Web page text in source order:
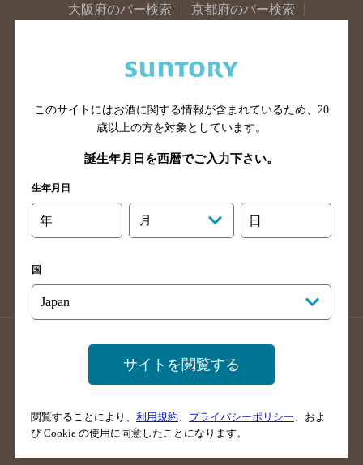
大阪府のバー検索
京都府のバー検索
滋賀県のバー検索
和歌山県のバー検索
山口県のバー検索
鳥取県のバー検索
島根県のバー検索
徳島県のバー検索
香川県のバー検索
愛媛県のバー検索
高知県のバー検索
長崎県のバー検索
佐賀県のバー検索
大分県のバー検索
熊本県のバー検索
沖縄県のバー検索
店舗登録方法のご案内
店舗情報更新方法のご案内
掲載店舗様ログイン
ご意見・ご感想
このサイトにはお酒に関する情報が含まれているため、 20
歳以上の方を対象としています。
誕生年月日を西暦でご入力下さい。
生年月日
年 月 日
国
サイトを閲覧する
閲覧することにより、 利用規約 プライバシーポリシー 、およ
び Cookie の使用に同意したことになります。